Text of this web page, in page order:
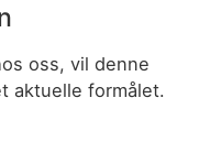
oss, vil denne
aktuelle formålet.